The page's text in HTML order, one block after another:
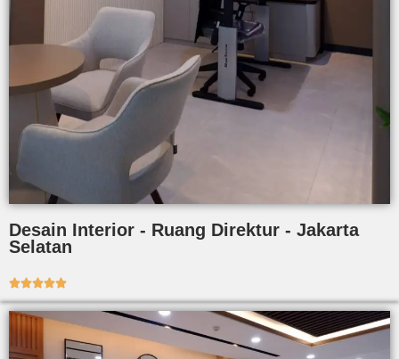
Desain Interior - Ruang Direktur - Jakarta
Selatan
